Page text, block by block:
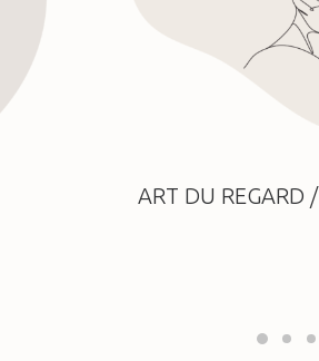
ART DU REGARD